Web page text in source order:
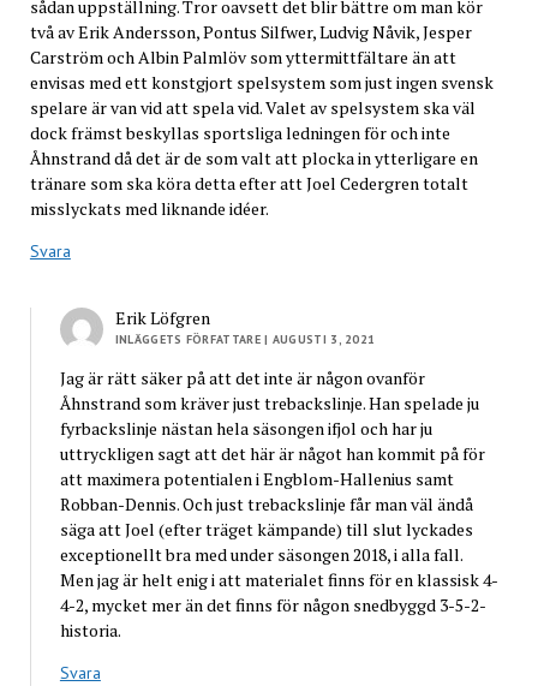
sådan uppställning. Tror oavsett det blir bättre om man kör
två av Erik Andersson, Pontus Silfwer, Ludvig Nåvik, Jesper
Carström och Albin Palmlöv som yttermittfältare än att
envisas med ett konstgjort spelsystem som just ingen svensk
spelare är van vid att spela vid. Valet av spelsystem ska väl
dock främst beskyllas sportsliga ledningen för och inte
Åhnstrand då det är de som valt att plocka in ytterligare en
tränare som ska köra detta efter att Joel Cedergren totalt
misslyckats med liknande idéer.
Svara
Erik Löfgren
INLÄGGETS FÖRFATTARE| AUGUSTI 3, 2021
Jag är rätt säker på att det inte är någon ovanför
Åhnstrand som kräver just trebackslinje. Han spelade ju
fyrbackslinje nästan hela säsongen ifjol och har ju
uttryckligen sagt att det här är något han kommit på för
att maximera potentialen i Engblom-Hallenius samt
Robban-Dennis. Och just trebackslinje får man väl ändå
säga att Joel (efter träget kämpande) till slut lyckades
exceptionellt bra med under säsongen 2018, i alla fall.
Men jag är helt enig i att materialet finns för en klassisk 4-
4-2, mycket mer än det finns för någon snedbyggd 3-5-2-
historia.
Svara